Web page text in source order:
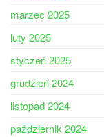
marzec 2025
luty 2025
styczeń 2025
grudzień 2024
listopad 2024
październik 2024